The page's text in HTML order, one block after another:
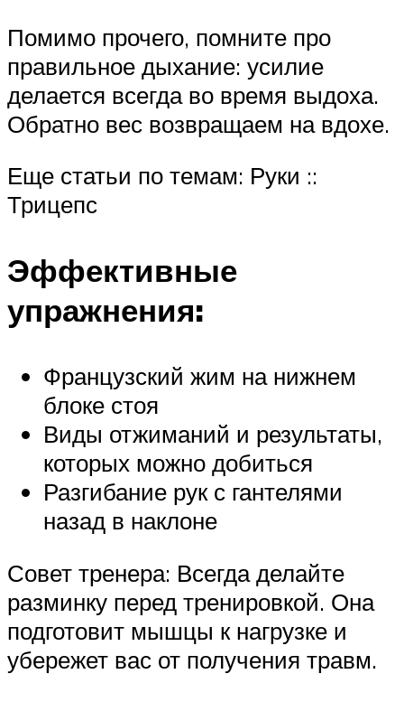
Помимо прочего, помните про
правильное дыхание: усилие
делается всегда во время выдоха.
Обратно вес возвращаем на вдохе.
Еще статьи по темам: Руки ::
Трицепс
Эффективные
упражнения:
Французский жим на нижнем
блоке стоя
Виды отжиманий и результаты,
которых можно добиться
Разгибание рук с гантелями
назад в наклоне
Совет тренера: Всегда делайте
разминку перед тренировкой. Она
подготовит мышцы к нагрузке и
убережет вас от получения травм.